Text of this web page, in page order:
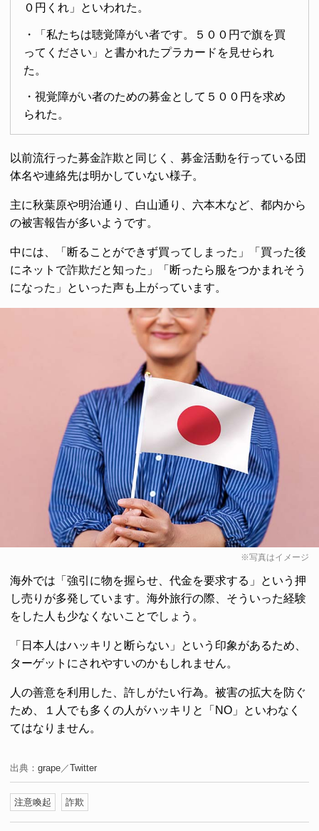
０円くれ」といわれた。
・「私たちは聴覚障がい者です。５００円で旗を買
ってください」と書かれたプラカードを見せられ
た。
・視覚障がい者のための募金として５００円を求め
られた。
以前流行った募金詐欺と同じく、募金活動を行っている団
体名や連絡先は明かしていない様子。
主に秋葉原や明治通り、白山通り、六本木など、都内から
の被害報告が多いようです。
中には、「断ることができず買ってしまった」「買った後
にネットで詐欺だと知った」「断ったら服をつかまれそう
になった」といった声も上がっています。
※写真はイメージ
海外では「強引に物を握らせ、代金を要求する」という押
し売りが多発しています。海外旅行の際、そういった経験
をした人も少なくないことでしょう。
「日本人はハッキリと断らない」という印象があるため、
ターゲットにされやすいのかもしれません。
人の善意を利用した、許しがたい行為。被害の拡大を防ぐ
ため、１人でも多くの人がハッキリと「NO」といわなく
てはなりません。
出典： grape ／Twitter
注意喚起 詐欺